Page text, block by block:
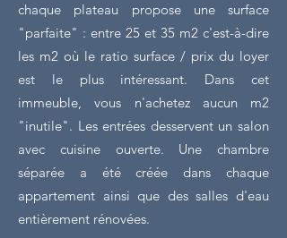
chaque plateau propose une surface
"parfaite" : entre 25 et 35 m2 c'est-à-dire
les m2 où le ratio surface / prix du loyer
est le plus intéressant. Dans cet
immeuble, vous n'achetez aucun m2
"inutile". Les entrées desservent un salon
avec cuisine ouverte. Une chambre
séparée a été créée dans chaque
appartement ainsi que des salles d'eau
entièrement rénovées.